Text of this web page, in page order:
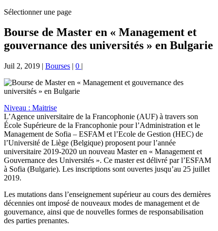
Sélectionner une page
Bourse de Master en « Management et
gouvernance des universités » en Bulgarie
Juil 2, 2019 | Bourses | 0 |
Niveau : Maitrise
L’Agence universitaire de la Francophonie (AUF) à travers son
École Supérieure de la Francophonie pour l’Administration et le
Management de Sofia – ESFAM et l’Ecole de Gestion (HEC) de
l’Université de Liège (Belgique) proposent pour l’année
universitaire 2019-2020 un nouveau Master en « Management et
Gouvernance des Universités ». Ce master est délivré par l’ESFAM
à Sofia (Bulgarie). Les inscriptions sont ouvertes jusqu’au 25 juillet
2019.
Les mutations dans l’enseignement supérieur au cours des dernières
décennies ont imposé de nouveaux modes de management et de
gouvernance, ainsi que de nouvelles formes de responsabilisation
des parties prenantes.